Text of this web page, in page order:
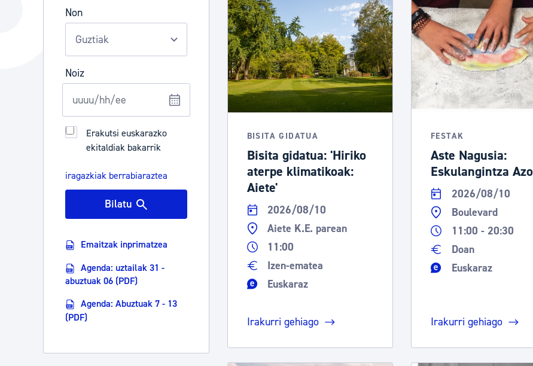
Hiria orain
Hiria ezagutu
Etorkizuneko hiria
Aktualitatea
Albisteak
Abisuak
Kultur agenda
Udal administrazioa
Iragarki ofizialen taula
Egutegi fiskala
Gardentasun ataria
Non
Noiz
Erakutsi euskarazko
ekitaldiak bakarrik
iragazkiak berrabiaraztea
Bilatu
Emaitzak inprimatzea
Agenda: uztailak 31 -
abuztuak 06 (PDF)
Agenda: Abuztuak 7 - 13
(PDF)
BISITA GIDATUA
Bisita gidatua: 'Hiriko
aterpe klimatikoak:
Aiete'
2026/08/10
Aiete K.E. parean
11:00
Izen-ematea
Euskaraz
Irakurri gehiago
FESTAK
Aste Nagusia:
Eskulangintza
2026/08/10
Boulevard
11:00 - 20:30
Doan
Euskaraz
Irakurri gehiago